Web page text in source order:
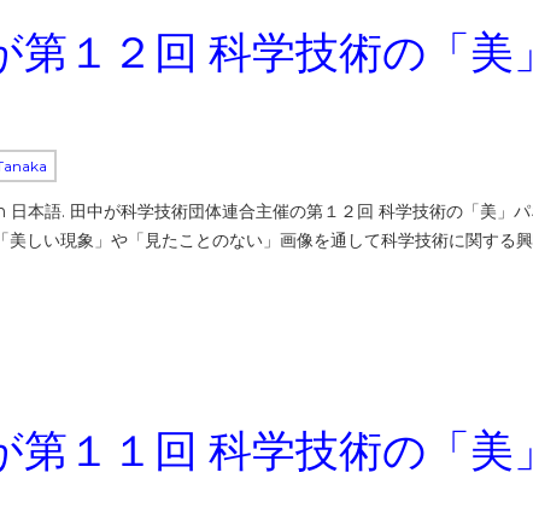
第１２回 科学技術の「
語. 田中が科学技術団体連合主催の第１２回 科学技術の「美」
しい現象」や「見たことのない」画像を通して科学技術に関する
第１１回 科学技術の「